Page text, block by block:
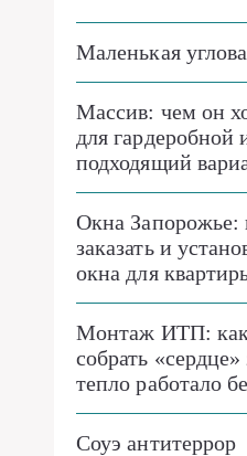
Маленькая
Массив: чем он
для гардеробной
подходящий
Окна Запорожье:
заказать и
окна для
Монтаж ИТП: как
собрать
тепло работало
Соуэ антитеррор